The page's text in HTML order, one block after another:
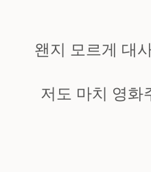
왠지 모르게 대
저도 마치 영화